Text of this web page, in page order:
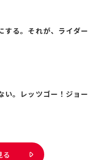
する。それが、ライダー
い。レッツゴー！ジョー
る